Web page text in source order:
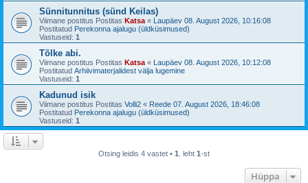
Sünnitunnitus (sünd Keilas)
Viimane postitus Postitas Katsa « Laupäev 08. August 2026, 10:16:08
Postitatud Perekonna ajalugu (üldküsimused)
Vastuseid: 1
Tõlke abi.
Viimane postitus Postitas Katsa « Laupäev 08. August 2026, 10:12:08
Postitatud Arhiivimaterjalidest välja lugemine
Vastuseid: 1
Kadunud isik
Viimane postitus Postitas Volli2 « Reede 07. August 2026, 18:46:08
Postitatud Perekonna ajalugu (üldküsimused)
Vastuseid: 1
Otsing leidis 4 vastet • 1 . leht 1-st
Hüppa